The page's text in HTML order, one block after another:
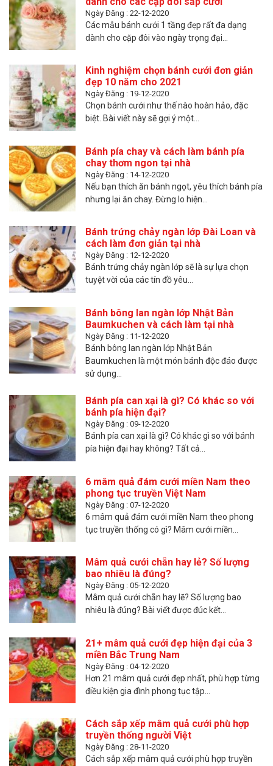
Ngày Đăng : 22-12-2020
Các mẫu bánh cưới 1 tầng đẹp rất đa dạng
dành cho cặp đôi vào ngày trọng đại...
Kinh nghiệm chọn bánh cưới đơn giản
đẹp 10 năm cho 2021
Ngày Đăng : 19-12-2020
Chọn bánh cưới như thế nào hoàn hảo, đặc
biệt. Bài viết này sẽ gợi ý một...
Bánh pía chay và cách làm bánh pía
chay thơm ngon tại nhà
Ngày Đăng : 14-12-2020
Nếu bạn thích ăn bánh ngọt, yêu thích bánh pía
nhưng lại ăn chay. Đừng lo hiện...
Bánh trứng chảy ngàn lớp Đài Loan và
cách làm đơn giản tại nhà
Ngày Đăng : 12-12-2020
Bánh trứng chảy ngàn lớp sẽ là sự lựa chọn
tuyệt vời của các tín đồ yêu...
Bánh bông lan ngàn lớp Nhật Bản
Baumkuchen và cách làm tại nhà
Ngày Đăng : 11-12-2020
Bánh bông lan ngàn lớp Nhật Bản
Baumkuchen là một món bánh độc đáo được
sử dụng...
Bánh pía can xại là gì? Có khác so với
bánh pía hiện đại?
Ngày Đăng : 09-12-2020
Bánh pía can xại là gì? Có khác gì so với bánh
pía hiện đại hay không? Tất cả...
6 mâm quả đám cưới miền Nam theo
phong tục truyền Việt Nam
Ngày Đăng : 07-12-2020
6 mâm quả đám cưới miền Nam theo phong
tục truyền thống có gì? Mâm cưới miền...
Mâm quả cưới chẵn hay lẻ? Số lượng
bao nhiêu là đúng?
Ngày Đăng : 05-12-2020
Mâm quả cưới chẵn hay lẽ? Số lượng bao
nhiêu là đúng? Bài viết được đúc kết...
21+ mâm quả cưới đẹp hiện đại của 3
miền Bắc Trung Nam
Ngày Đăng : 04-12-2020
Hơn 21 mâm quả cưới đẹp nhất, phù hợp từng
điều kiện gia đình phong tục tập...
Cách sắp xếp mâm quả cưới phù hợp
truyền thống người Việt
Ngày Đăng : 28-11-2020
Cách sắp xếp mâm quả cưới phù hợp truyền